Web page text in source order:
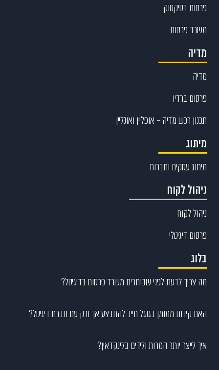
פרסום בטיקטוק
משרד פרסום
מדיה
מדיה
פרסום ברדיו
תכנון רכש מדיה – אופליין ואונליין
מיתוג
מיתוג עסקים וחברות
ניהול לקוח
ניהול לקוח
פרסום דיגיטלי
בלוג
מה צריך לדעת לפני שבוחרים משרד פרסום בדיגיטל?
האם קידום ממומן בגוגל חייב להתבצע אך ורק עם חברת דיגיטל?
איך לייצר יותר המרות ולידים בלינקדאין?